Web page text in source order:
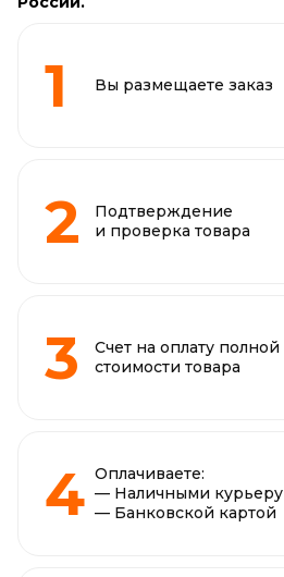
Вы размещаете заказ
Подтверждение
и проверка товара
Счет на оплату полной
стоимости товара
Оплачиваете:
— Наличными курьеру
— Банковской картой